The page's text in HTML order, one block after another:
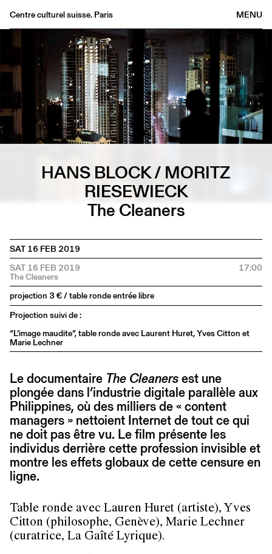
MENU
Centre culturel suisse. Paris
Agenda
Bookshop
Buvette
Archives
Medias
Publications
HANS BLOCK / MORITZ
RIESEWIECK
The Cleaners
SAT 16 FEB 2019
SAT 16 FEB 2019
17:00
projection 3 € / table ronde entrée libre
Projection suivi de :
“L’image maudite”, table ronde avec Laurent Huret, Yves Citton et
Marie Lechner
Le documentaire The Cleanersest une
plongée dans l’industrie digitale parallèle aux
Philippines, où des milliers de « content
managers » nettoient Internet de tout ce qui
ne doit pas être vu. Le film présente les
individus derrière cette profession invisible et
montre les effets globaux de cette censure en
ligne.
Table ronde avec Lauren Huret (artiste), Yves
Citton (philosophe, Genève), Marie Lechner
(curatrice, La Gaîté Lyrique).